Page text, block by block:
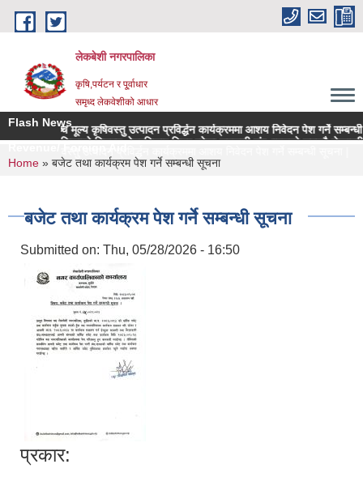
Skip to main content
लेकबेशी नगरपालिका
कृषि,पर्यटन र पू्र्वाधार
समृध्द लेकवेशीको आधार
Flash News
उच्च मूल्य कृषिवस्तु उत्पादन प्रविर्द्धन कार्यक्रममा आशय निवेदन पेश गर्ने सम्बन्धी
नगरपालिकाको नियमन क्षेत्रधिकार भित्र रहेका सहकारी संस्थाहरुको समयमै
You are here
Home » बजेट तथा कार्यक्रम पेश गर्ने सम्बन्धी‌ सूचना
बजेट तथा कार्यक्रम पेश गर्ने सम्बन्धी‌ सूचना
Submitted on: Thu, 05/28/2026 - 16:50
प्रकार: